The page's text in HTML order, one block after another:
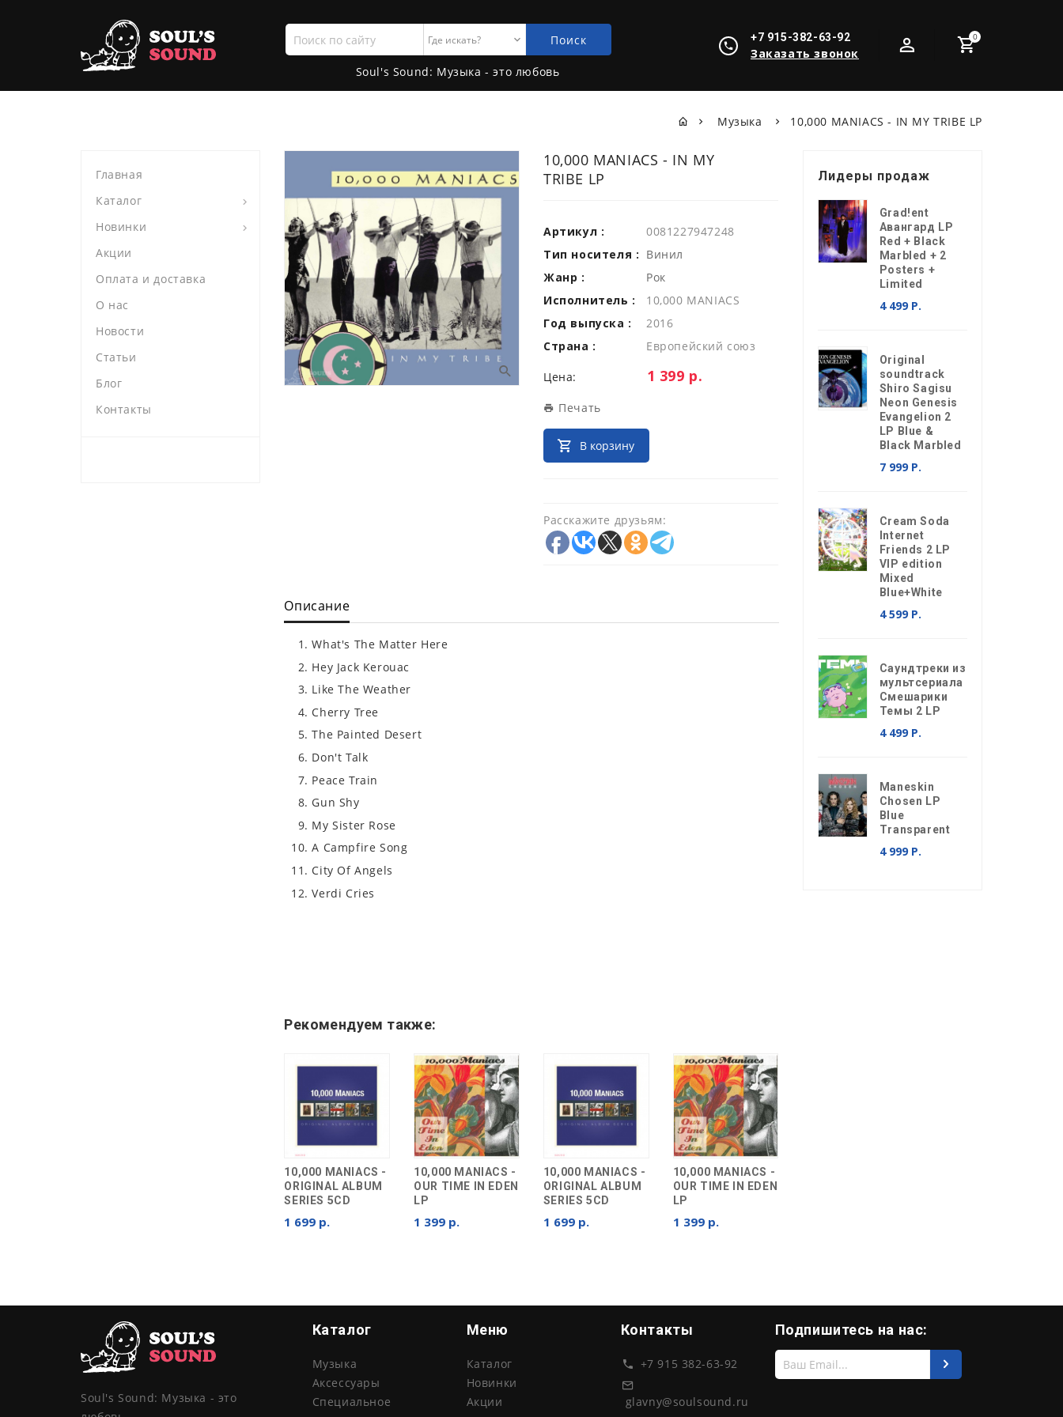
0
+7 915-382-63-92
Заказать звонок
Поиск
по
сайту
Поиск
Soul's Sound: Музыка - это любовь
Музыка 10,000 MANIACS - IN MY TRIBE LP
Главная
Каталог
Новинки
Акции
Оплата и доставка
О нас
Новости
Статьи
Блог
Контакты
10,000 MANIACS - IN MY
TRIBE LP
Артикул :
0081227947248
Тип носителя : Винил
Жанр :
Рок
Исполнитель :
10,000 MANIACS
Год выпуска :
2016
Страна :
Европейский союз
Цена: Цена:
1 399 р.
Печать
В корзину
Расскажите друзьям:
Описание
What's The Matter Here
Hey Jack Kerouac
Like The Weather
Cherry Tree
The Painted Desert
Don't Talk
Peace Train
Gun Shy
My Sister Rose
A Campfire Song
City Of Angels
Verdi Cries
Рекомендуем также:
10,000 MANIACS -
ORIGINAL ALBUM
SERIES 5CD
1 699 р.
10,000 MANIACS -
OUR TIME IN EDEN
LP
1 399 р.
10,000 MANIACS -
ORIGINAL ALBUM
SERIES 5CD
1 699 р.
10,000 MANIACS -
OUR TIME IN EDEN
LP
1 399 р.
Лидеры продаж
Grad!ent
Авангард LP
Red + Black
Marbled + 2
Posters +
Limited
4 499 Р.
Original
soundtrack
Shiro Sagisu
Neon Genesis
Evangelion 2
LP Blue &
Black Marbled
7 999 Р.
Cream Soda
Internet
Friends 2 LP
VIP edition
Mixed
Blue+White
4 599 Р.
Саундтреки из
мультсериала
Смешарики
Темы 2 LP
4 499 Р.
Maneskin
Chosen LP
Blue
Transparent
4 999 Р.
Soul's Sound: Музыка - это
Каталог
Музыка
Аксессуары
Специальное
Меню
Каталог
Новинки
Акции
Контакты
+7 915 382-63-92
glavny@soulsound.ru
Подпишитесь на нас:
Введите
свой
e-